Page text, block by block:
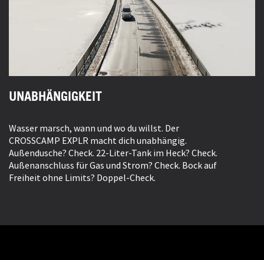
UNABHÄNGIGKEIT
Wasser marsch, wann und wo du willst. Der
CROSSCAMP EXPLR macht dich unabhängig.
Außendusche? Check. 22-Liter-Tank im Heck? Check.
Außenanschluss für Gas und Strom? Check. Bock auf
Freiheit ohne Limits? Doppel-Check.